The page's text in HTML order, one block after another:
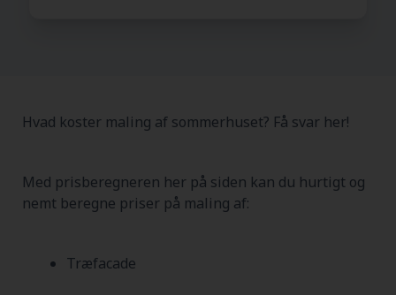
Hvad koster maling af sommerhuset? Få svar her!
Med prisberegneren her på siden kan du hurtigt og
nemt beregne priser på maling af:
Træfacade